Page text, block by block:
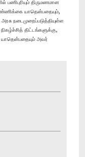
திருமணமான
யாதென்பதையும்,
நடைமுறைப்படுத்தியுள்ள
திட்டங்களுக்கு,
யாதென்பதையும் அவர்